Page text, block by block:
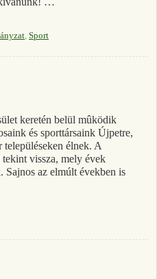
Sport
keretén belül mûködik
és sporttársaink Újpetre,
településeken élnek. A
vissza, mely évek
Sajnos az elmúlt években is